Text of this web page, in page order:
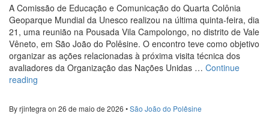
A Comissão de Educação e Comunicação do Quarta Colônia
Geoparque Mundial da Unesco realizou na última quinta-feira, dia
21, uma reunião na Pousada Vila Campolongo, no distrito de Vale
Vêneto, em São João do Polêsine. O encontro teve como objetivo
organizar as ações relacionadas à próxima visita técnica dos
avaliadores da Organização das Nações Unidas … Continue
reading
do
By rjintegra on 26 de maio de 2026 •São João do Polêsine